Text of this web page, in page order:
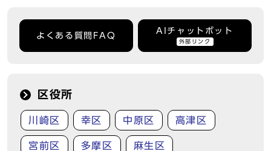
よくある質問FAQ
AIチャットボット
外部リンク
区役所
川崎区 幸区 中原区 高津区
宮前区 多摩区 麻生区